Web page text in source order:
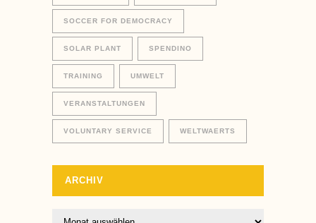
SOCCER FOR DEMOCRACY
SOLAR PLANT SPENDINO
TRAINING UMWELT
VERANSTALTUNGEN
VOLUNTARY SERVICE WELTWAERTS
ARCHIV
Archiv